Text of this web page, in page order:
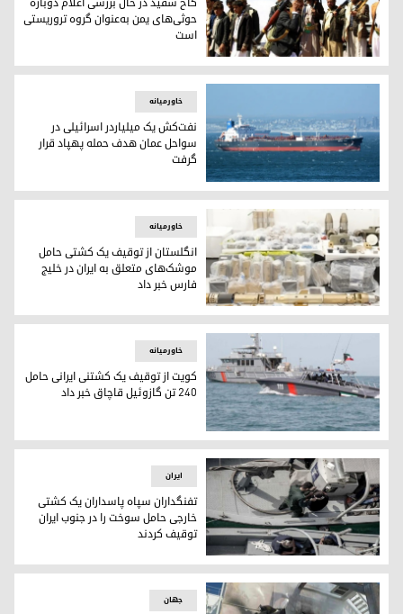
حوثی‌های یمن
حوثی‌های یمن به‌عنوان گروه تروریستی
است
کشتی اسرائیلی کە سال گذشته مورد حمله‌ قرار گرفت
خاورمیانه
نفت‌کش یک میلیاردر اسرائیلی در
سواحل عمان هدف حمله پهپاد قرار
گرفت
انگلستان از توقیف یک کشتی حامل موشک‌های متعلق به ایران
خاورمیانه
انگلستان از توقیف یک کشتی حامل
موشک‌های متعلق به ایران در خلیج
فارس خبر داد
کویت از توقیف یک کشتنی ایرانی حامل ۲۴۰ تن گازوئیل قاچاق خبر داد
خاورمیانه
کویت از توقیف یک کشتنی ایرانی حامل
۲۴۰ تن گازوئیل قاچاق خبر داد
تفنگداران سپاه پاسداران یک کشتی خارجی حامل سوخت را در
ایران
تفنگداران سپاه پاسداران یک کشتی
خارجی حامل سوخت را در جنوب ایران
توقیف کردند
جهان